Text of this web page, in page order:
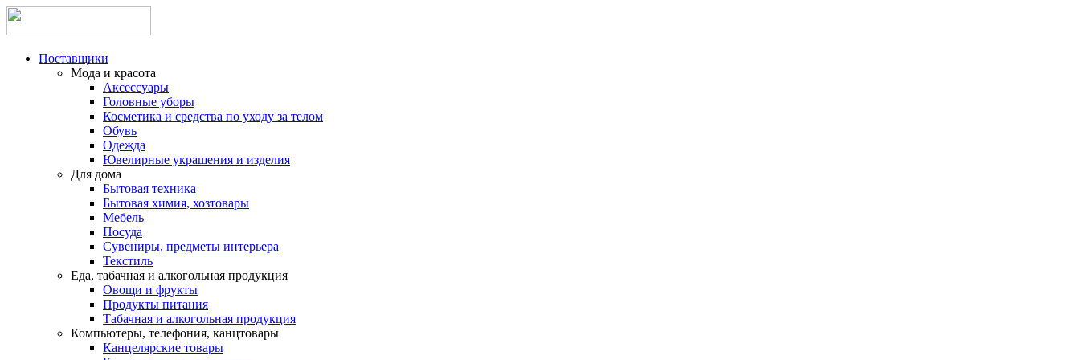
Поставщики
Мода и красота
Аксессуары
Головные уборы
Косметика и средства по уходу за телом
Обувь
Одежда
Ювелирные украшения и изделия
Для дома
Бытовая техника
Бытовая химия, хозтовары
Мебель
Посуда
Сувениры, предметы интерьера
Текстиль
Еда, табачная и алкогольная продукция
Овощи и фрукты
Продукты питания
Табачная и алкогольная продукция
Компьютеры, телефония, канцтовары
Канцелярские товары